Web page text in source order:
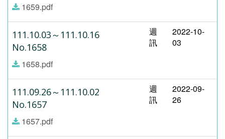
1659.pdf
111.10.03～111.10.16
No.1658
1658.pdf
週
訊
2022-10-
03
111.09.26～111.10.02
No.1657
1657.pdf
週
訊
2022-09-
26